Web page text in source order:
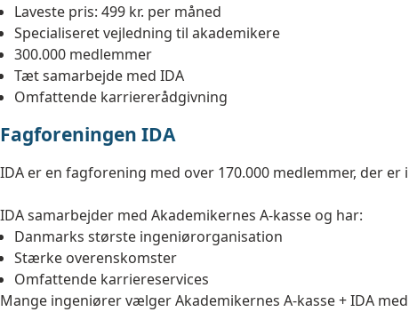
Laveste pris: 499 kr. per måned
Specialiseret vejledning til akademikere
300.000 medlemmer
Tæt samarbejde med IDA
Omfattende karriererådgivning
Fagforeningen IDA
IDA er en fagforening med over 170.000 medlemmer, der
IDA samarbejder med Akademikernes A-kasse og har:
Danmarks største ingeniørorganisation
Stærke overenskomster
Omfattende karriereservices
Mange ingeniører vælger Akademikernes A-kasse + IDA